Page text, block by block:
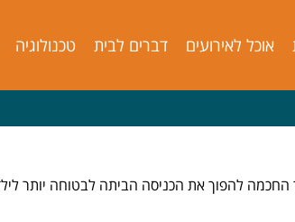
אוכל לאירועים דברים לבית טכנולוגיה
החכמה להפוך את הכניסה הביתה לבטוחה יותר